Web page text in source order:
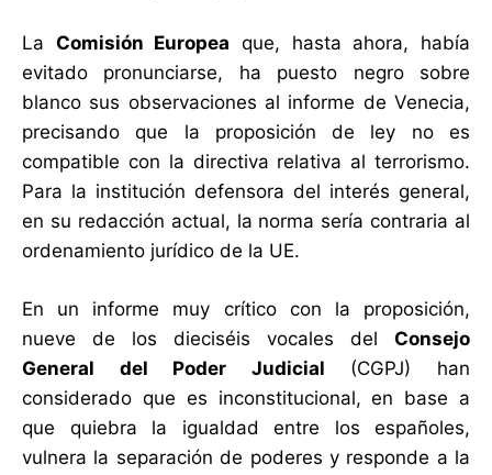
La Comisión Europea que, hasta ahora, había
evitado pronunciarse, ha puesto negro sobre
blanco sus observaciones al informe de Venecia,
precisando que la proposición de ley no es
compatible con la directiva relativa al terrorismo.
Para la institución defensora del interés general,
en su redacción actual, la norma sería contraria al
ordenamiento jurídico de la UE.
En un informe muy crítico con la proposición,
nueve de los dieciséis vocales del Consejo
General del Poder Judicial (CGPJ) han
considerado que es inconstitucional, en base a
que quiebra la igualdad entre los españoles,
vulnera la separación de poderes y responde a la